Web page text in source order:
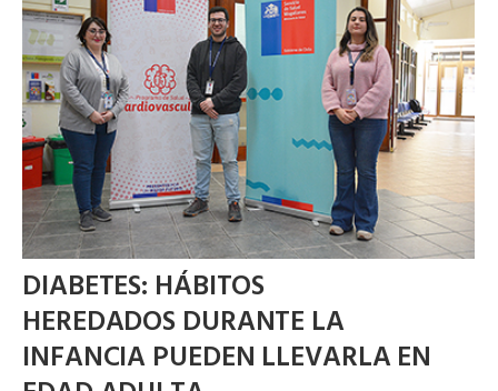
DIABETES: HÁBITOS
HEREDADOS DURANTE LA
INFANCIA PUEDEN LLEVARLA EN